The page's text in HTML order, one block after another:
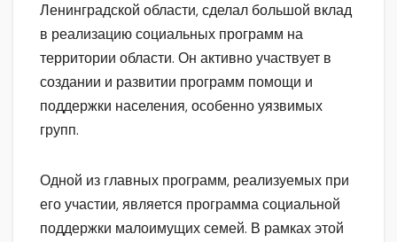
Ленинградской области, сделал большой вклад
в реализацию социальных программ на
территории области. Он активно участвует в
создании и развитии программ помощи и
поддержки населения, особенно уязвимых
групп.
Одной из главных программ, реализуемых при
его участии, является программа социальной
поддержки малоимущих семей. В рамках этой